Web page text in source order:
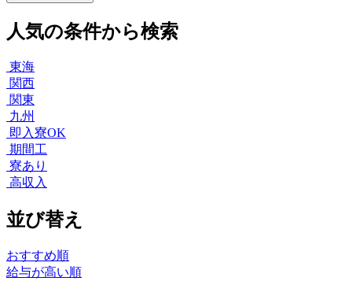
人気の条件から検索
東海
関西
関東
九州
即入寮OK
期間工
寮あり
高収入
並び替え
おすすめ順
給与が高い順